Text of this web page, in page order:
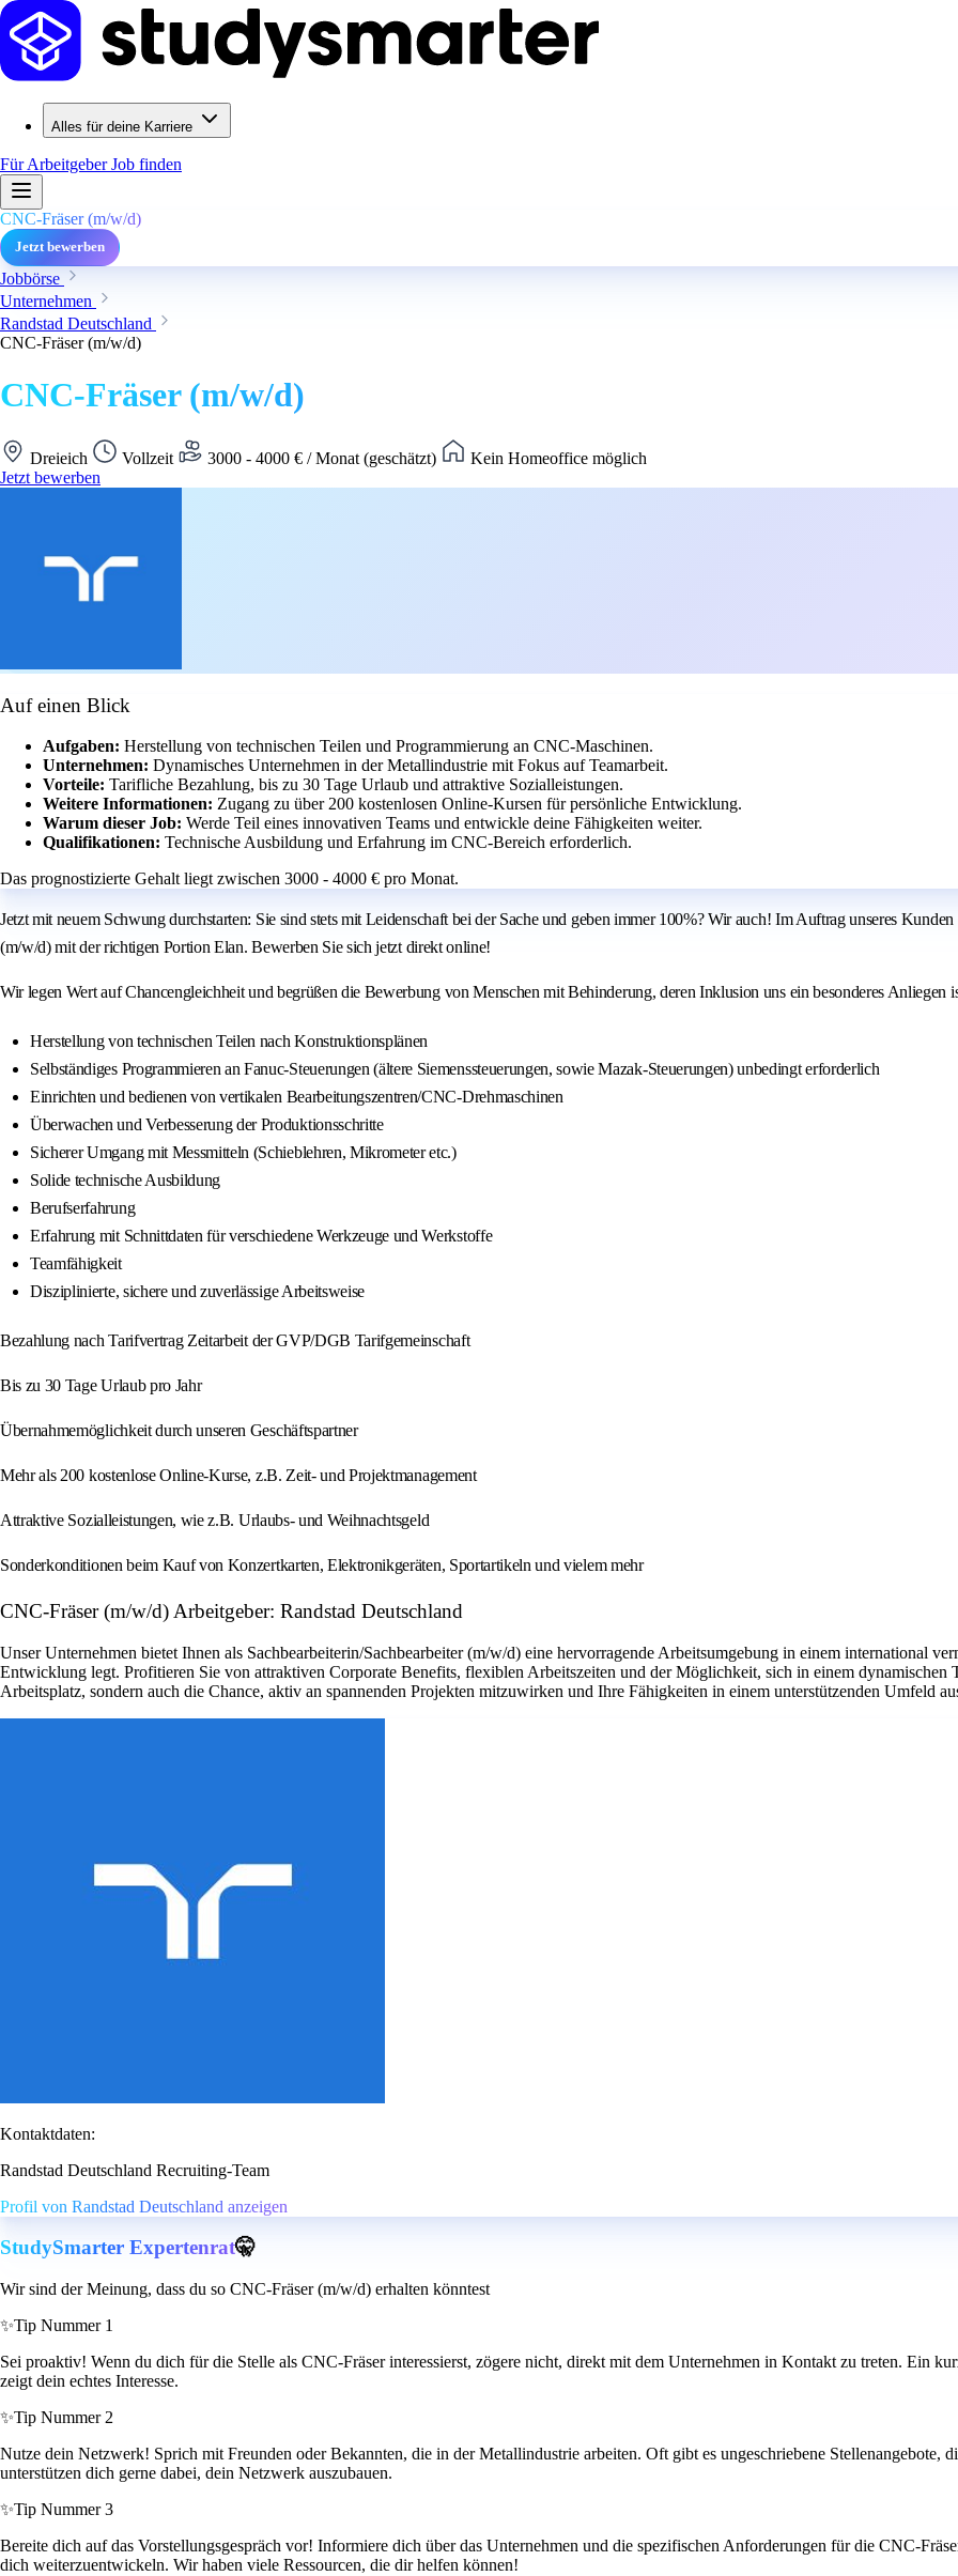
Alles für deine Karriere
Für ArbeitgeberJob finden
CNC-Fräser (m/w/d)
Jetzt bewerben
Jobbörse
Unternehmen
Randstad Deutschland
CNC-Fräser (m/w/d)
CNC-Fräser (m/w/d)
Dreieich Vollzeit 3000 - 4000 € / Monat (geschätzt)
Kein Homeoffice möglich
Jetzt bewerben
Auf einen Blick
Aufgaben: Herstellung von technischen Teilen und Programmierung an CNC-Maschinen.
Unternehmen: Dynamisches Unternehmen in der Metallindustrie mit Fokus auf Teamarbeit.
Vorteile: Tarifliche Bezahlung, bis zu 30 Tage Urlaub und attraktive Sozialleistungen.
Weitere Informationen: Zugang zu über 200 kostenlosen Online-Kursen für persönliche Entwicklung.
Warum dieser Job: Werde Teil eines innovativen Teams und entwickle deine Fähigkeiten weiter.
Qualifikationen: Technische Ausbildung und Erfahrung im CNC-Bereich erforderlich.
Das prognostizierte Gehalt liegt zwischen 3000 - 4000 € pro Monat.
Jetzt mit neuem Schwung durchstarten: Sie sind stets mit Leidenschaft bei der Sache und geben immer 100%? Wir auch! Im Auftrag unseres
(m/w/d) mit der richtigen Portion Elan. Bewerben Sie sich jetzt direkt online!
Wir legen Wert auf Chancengleichheit und begrüßen die Bewerbung von Menschen mit Behinderung, deren Inklusion uns ein besonderes Anliegen
Herstellung von technischen Teilen nach Konstruktionsplänen
Selbständiges Programmieren an Fanuc-Steuerungen (ältere Siemenssteuerungen, sowie Mazak-Steuerungen) unbedingt erforderlich
Einrichten und bedienen von vertikalen Bearbeitungszentren/CNC-Drehmaschinen
Überwachen und Verbesserung der Produktionsschritte
Sicherer Umgang mit Messmitteln (Schieblehren, Mikrometer etc.)
Solide technische Ausbildung
Berufserfahrung
Erfahrung mit Schnittdaten für verschiedene Werkzeuge und Werkstoffe
Teamfähigkeit
Disziplinierte, sichere und zuverlässige Arbeitsweise
Bezahlung nach Tarifvertrag Zeitarbeit der GVP/DGB Tarifgemeinschaft
Bis zu 30 Tage Urlaub pro Jahr
Übernahmemöglichkeit durch unseren Geschäftspartner
Mehr als 200 kostenlose Online-Kurse, z.B. Zeit- und Projektmanagement
Attraktive Sozialleistungen, wie z.B. Urlaubs- und Weihnachtsgeld
Sonderkonditionen beim Kauf von Konzertkarten, Elektronikgeräten, Sportartikeln und vielem mehr
CNC-Fräser (m/w/d) Arbeitgeber: Randstad Deutschland
Unser Unternehmen bietet Ihnen als Sachbearbeiterin/Sachbearbeiter (m/w/d) eine hervorragende Arbeitsumgebung in einem international
Entwicklung legt. Profitieren Sie von attraktiven Corporate Benefits, flexiblen Arbeitszeiten und der Möglichkeit, sich in einem dynamischen
Arbeitsplatz, sondern auch die Chance, aktiv an spannenden Projekten mitzuwirken und Ihre Fähigkeiten in einem unterstützenden Umfeld
Kontaktdaten:
Randstad Deutschland Recruiting-Team
Profil von Randstad Deutschland anzeigen
StudySmarter Expertenrat🤫
Wir sind der Meinung, dass du so CNC-Fräser (m/w/d) erhalten könntest
✨Tip Nummer 1
Sei proaktiv! Wenn du dich für die Stelle als CNC-Fräser interessierst, zögere nicht, direkt mit dem Unternehmen in Kontakt zu treten. Ein
zeigt dein echtes Interesse.
✨Tip Nummer 2
Nutze dein Netzwerk! Sprich mit Freunden oder Bekannten, die in der Metallindustrie arbeiten. Oft gibt es ungeschriebene Stellenangebote,
unterstützen dich gerne dabei, dein Netzwerk auszubauen.
✨Tip Nummer 3
Bereite dich auf das Vorstellungsgespräch vor! Informiere dich über das Unternehmen und die spezifischen Anforderungen für die CNC-
dich weiterzuentwickeln. Wir haben viele Ressourcen, die dir helfen können!